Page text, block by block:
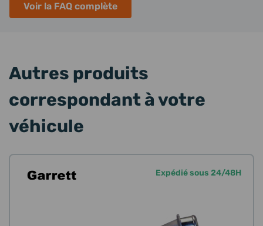
Voir la FAQ complète
Autres produits
correspondant à votre
véhicule
Expédié sous 24/48H